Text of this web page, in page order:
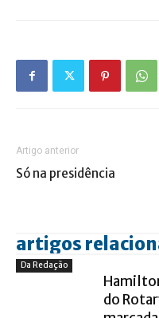
Artigo anterior
Só na presidência
artigos
Da Redação
do